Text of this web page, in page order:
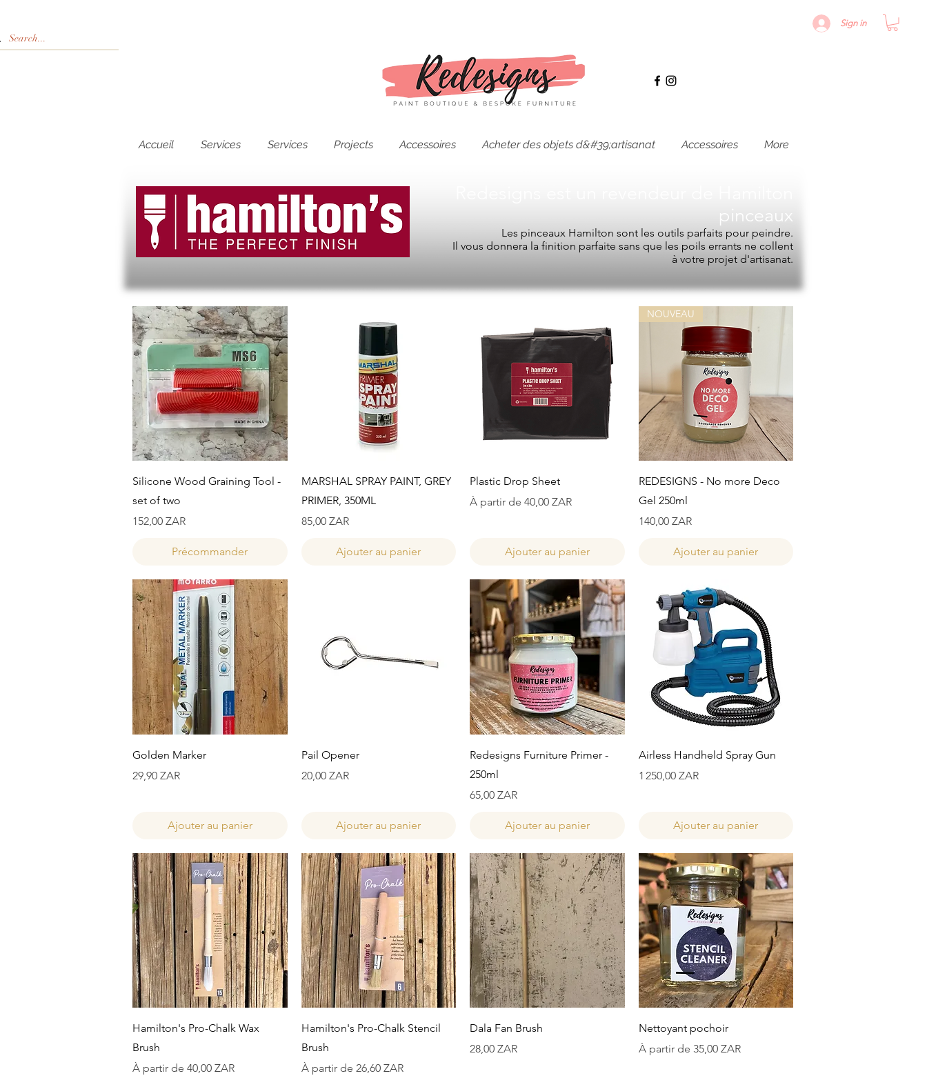
Sign in
Accueil Services Services Projects Accessoires Acheter des objets d&#39;artisanat Accessoires More
pinceaux
Les pinceaux Hamilton sont les outils parfaits pour peindre.
Il vous donnera la finition parfaite sans que les poils errants ne collent
à votre projet d'artisanat.
Aperçu rapide
Silicone Wood Graining Tool -
set of two
Prix
152,00 ZAR
Précommander
Aperçu rapide
MARSHAL SPRAY PAINT, GREY
PRIMER, 350ML
Prix
85,00 ZAR
Ajouter au panier
Aperçu rapide
Plastic Drop Sheet
À partir de 40,00 ZAR
Prix promotionnel
Ajouter au panier
Aperçu rapide
NOUVEAU
REDESIGNS - No more Deco
Gel 250ml
Prix
140,00 ZAR
Ajouter au panier
Aperçu rapide
Golden Marker
Prix
29,90 ZAR
Ajouter au panier
Aperçu rapide
Pail Opener
Prix
20,00 ZAR
Ajouter au panier
Aperçu rapide
Redesigns Furniture Primer -
250ml
Prix
65,00 ZAR
Ajouter au panier
Aperçu rapide
Airless Handheld Spray Gun
Prix
1 250,00 ZAR
Ajouter au panier
Aperçu rapide
Hamilton's Pro-Chalk Wax
Brush
À partir de 40,00 ZAR
Prix promotionnel
Aperçu rapide
Hamilton's Pro-Chalk Stencil
Brush
À partir de 26,60 ZAR
Prix promotionnel
Aperçu rapide
Dala Fan Brush
Prix
28,00 ZAR
Aperçu rapide
Nettoyant pochoir
À partir de 35,00 ZAR
Prix promotionnel